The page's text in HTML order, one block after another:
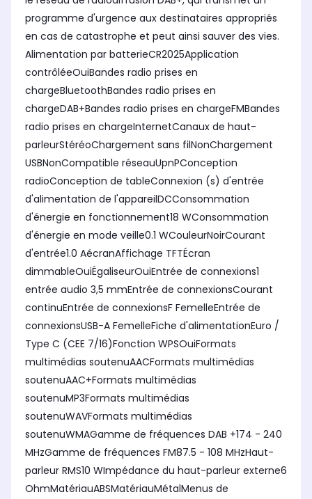
programme d'urgence aux destinataires appropriés
en cas de catastrophe et peut ainsi sauver des vies.
Alimentation par batterieCR2025Application
contrôléeOuiBandes radio prises en
chargeBluetoothBandes radio prises en
chargeDAB+Bandes radio prises en chargeFMBandes
radio prises en chargeInternetCanaux de haut-
parleurStéréoChargement sans filNonChargement
USBNonCompatible réseauUpnPConception
radioConception de tableConnexion (s) d'entrée
d'alimentation de l'appareilDCConsommation
d'énergie en fonctionnement18 WConsommation
d'énergie en mode veille0.1 WCouleurNoirCourant
d'entrée1.0 AécranAffichage TFTÉcran
dimmableOuiÉgaliseurOuiEntrée de connexions1
entrée audio 3,5 mmEntrée de connexionsCourant
continuEntrée de connexionsF FemelleEntrée de
connexionsUSB-A FemelleFiche d'alimentationEuro /
Type C (CEE 7/16)Fonction WPSOuiFormats
multimédias soutenuAACFormats multimédias
soutenuAAC+Formats multimédias
soutenuMP3Formats multimédias
soutenuWAVFormats multimédias
soutenuWMAGamme de fréquences DAB +174 - 240
MHzGamme de fréquences FM87.5 - 108 MHzHaut-
parleur RMS10 WImpédance du haut-parleur externe6
OhmMatériauABSMatériauMétalMenus de